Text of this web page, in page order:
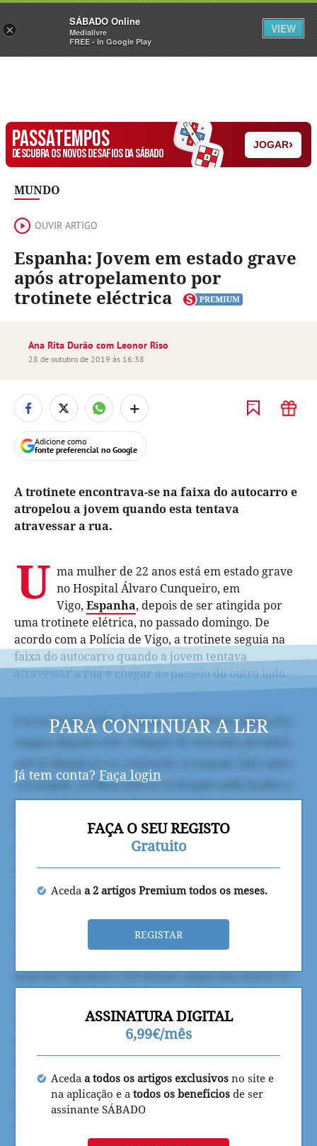
Sábado Assine Iniciar Sessão
PASSATEMPOS
DESCUBRA OS NOVOS DESAFIOS DA SÁBADO
JOGAR›
MUNDO
OUVIR ARTIGO
Espanha: Jovem em estado grave
após atropelamento por
trotinete eléctrica
Ana Rita Durão com Leonor Riso
28 de outubro de 2019 às 16:38
+
Adicione como
fonte preferencial no Google
A trotinete encontrava-se na faixa do autocarro e
atropelou a jovem quando esta tentava
atravessar a rua.
U ma mulher de 22 anos está em estado grave
no Hospital Álvaro Cunqueiro, em
Vigo, Espanha, depois de ser atingida por
uma trotinete elétrica, no passado domingo. De
acordo com a Polícia de Vigo, a trotinete seguia na
faixa do autocarro quando a jovem tentava
atravessar a rua e chegar ao passeio do outro lado.
PARA CONTINUAR A LER
Já tem conta? Faça login
FAÇA O SEU REGISTO
Gratuito
Aceda a 2 artigos Premium todos os meses.
REGISTAR
ASSINATURA DIGITAL
6,99€/mês
Aceda a todos os artigos exclusivos no site e
na aplicação e a todos os beneficios de ser
assinante SÁBADO
×
SÁBADO Online
Medialivre
FREE - In Google Play
VIEW